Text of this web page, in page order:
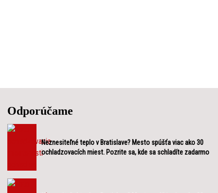
Odporúčame
Neznesiteľné teplo v Bratislave? Mesto spúšťa viac ako 30
ochladzovacích miest. Pozrite sa, kde sa schladíte zadarmo